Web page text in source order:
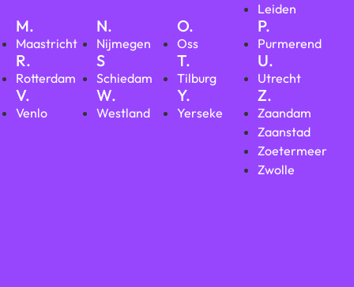
Leiden
M.
Maastricht
N.
Nijmegen
O.
Oss
P.
Purmerend
R.
Rotterdam
S
Schiedam
T.
Tilburg
U.
Utrecht
V.
Venlo
W.
Westland
Y.
Yerseke
Z.
Zaandam
Zaanstad
Zoetermeer
Zwolle